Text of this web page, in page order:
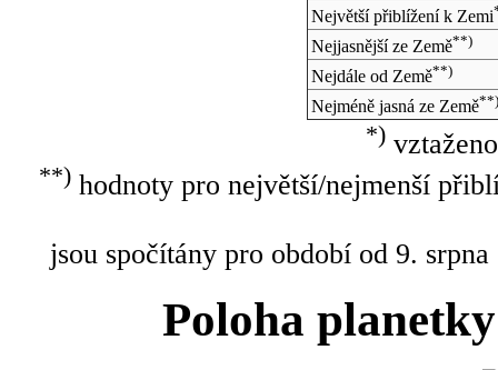
Největší přiblížení k Zemi
Nejjasnější ze Země**)
Nejdále od Země**)
Nejméně jasná ze Země**)
*)
**)hodnoty pro největší/nejmenší
jsou spočítány pro období od 9.
Poloha